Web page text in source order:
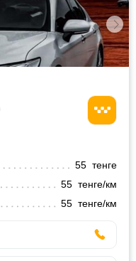
55 тенге
55 тенге/км
55 тенге/км